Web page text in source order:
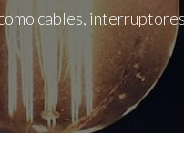
cables,